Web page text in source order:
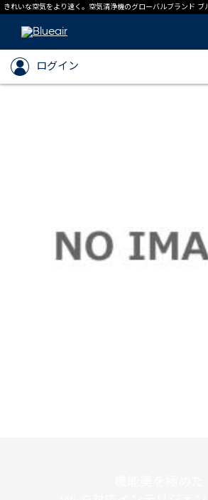
きれいな空気をより速く。空気清浄機のグローバルブランド ブ
ログイン